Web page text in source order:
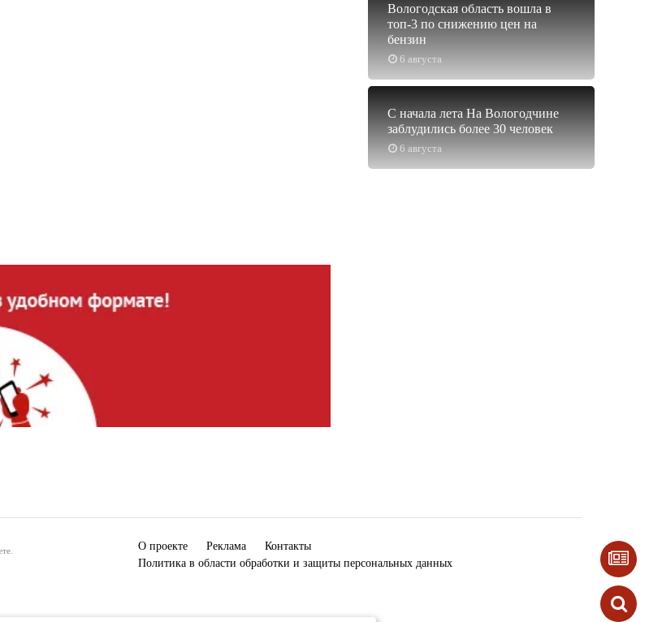
6 августа
Вологодская область вошла в
топ-3 по снижению цен на
бензин
6 августа
С начала лета На Вологодчине
заблудились более 30 человек
О проекте Реклама
Контакты
Политика в области обработки и защиты персональных данных